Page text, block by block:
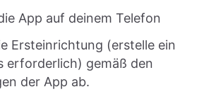
App auf deinem Telefon
Ersteinrichtung (erstelle ein
erforderlich) gemäß den
der App ab.